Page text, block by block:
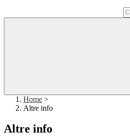
Home >
Altre info
Altre info